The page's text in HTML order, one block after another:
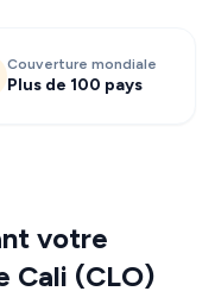
Couverture mondiale
Plus de 100 pays
votre
Cali (CLO)